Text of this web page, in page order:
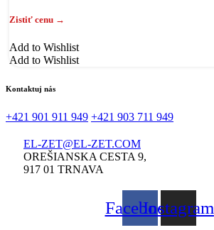
Add to Wishlist
Add to Wishlist
Kontaktuj nás
+421 901 911 949 +421 903 711 949
EL-ZET@EL-ZET.COM
OREŠIANSKA CESTA 9,
917 01 TRNAVA
FacebookInstagram